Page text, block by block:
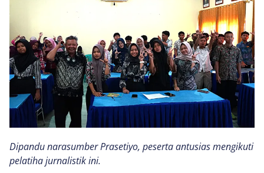
Dipandu narasumber Prasetiyo, peserta antusias mengikuti
pelatiha jurnalistik ini.